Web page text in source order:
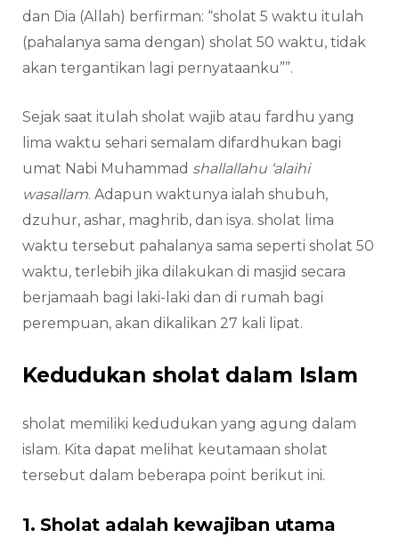
dan Dia (Allah) berfirman: “sholat 5 waktu itulah
(pahalanya sama dengan) sholat 50 waktu, tidak
akan tergantikan lagi pernyataanku””.
Sejak saat itulah sholat wajib atau fardhu yang
lima waktu sehari semalam difardhukan bagi
umat Nabi Muhammad shallallahu ‘alaihi
wasallam. Adapun waktunya ialah shubuh,
dzuhur, ashar, maghrib, dan isya. sholat lima
waktu tersebut pahalanya sama seperti sholat 50
waktu, terlebih jika dilakukan di masjid secara
berjamaah bagi laki-laki dan di rumah bagi
perempuan, akan dikalikan 27 kali lipat.
Kedudukan sholat dalam Islam
sholat memiliki kedudukan yang agung dalam
islam. Kita dapat melihat keutamaan sholat
tersebut dalam beberapa point berikut ini.
1. Sholat adalah kewajiban utama